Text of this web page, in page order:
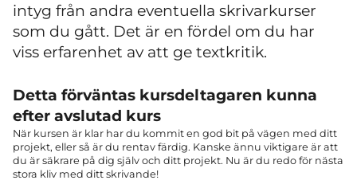
intyg från andra eventuella skrivarkurser
som du gått. Det är en fördel om du har
viss erfarenhet av att ge textkritik.
Detta förväntas kursdeltagaren kunna
efter avslutad kurs
När kursen är klar har du kommit en god bit på vägen med ditt
projekt, eller så är du rentav färdig. Kanske ännu viktigare är att
du är säkrare på dig själv och ditt projekt. Nu är du redo för nästa
stora kliv med ditt skrivande!